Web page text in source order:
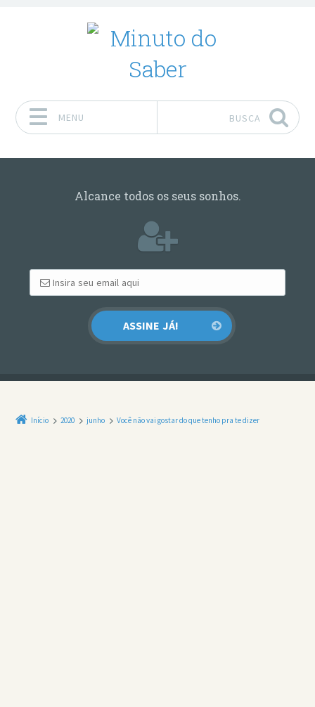
MENU BUSCA
Alcance todos os seus sonhos.
Início 2020 junho Você não vai gostar do que tenho pra te dizer